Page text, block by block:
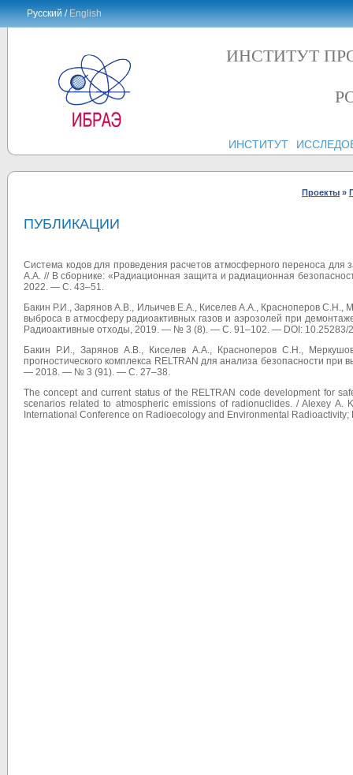
Русский /English
ИНСТИТУТ
ИНСТИТУТ
Проекты »
ПУБЛИКАЦИИ
Система кодов для проведения расчетов атмосферного переноса
А.А. // В сборнике: «Радиационная защита и радиационная
2022. — С. 43–51.
Бакин Р.И., Зарянов А.В., Ильичев Е.А., Киселев А.А., Красноперов
выброса в атмосферу радиоактивных газов и аэрозолей при
Радиоактивные отходы, 2019. — № 3 (8). — С. 91–102. — DOI: 10.25283/
Бакин Р.И., Зарянов А.В., Киселев А.А., Красноперов С.Н.,
прогностического комплекса RELTRAN для анализа безопасности
— 2018. — № 3 (91). — С. 27–38.
The concept and current status of the RELTRAN code development for
scenarios related to atmospheric emissions of radionuclides. / Alexey
International Conference on Radioecology and Environmental